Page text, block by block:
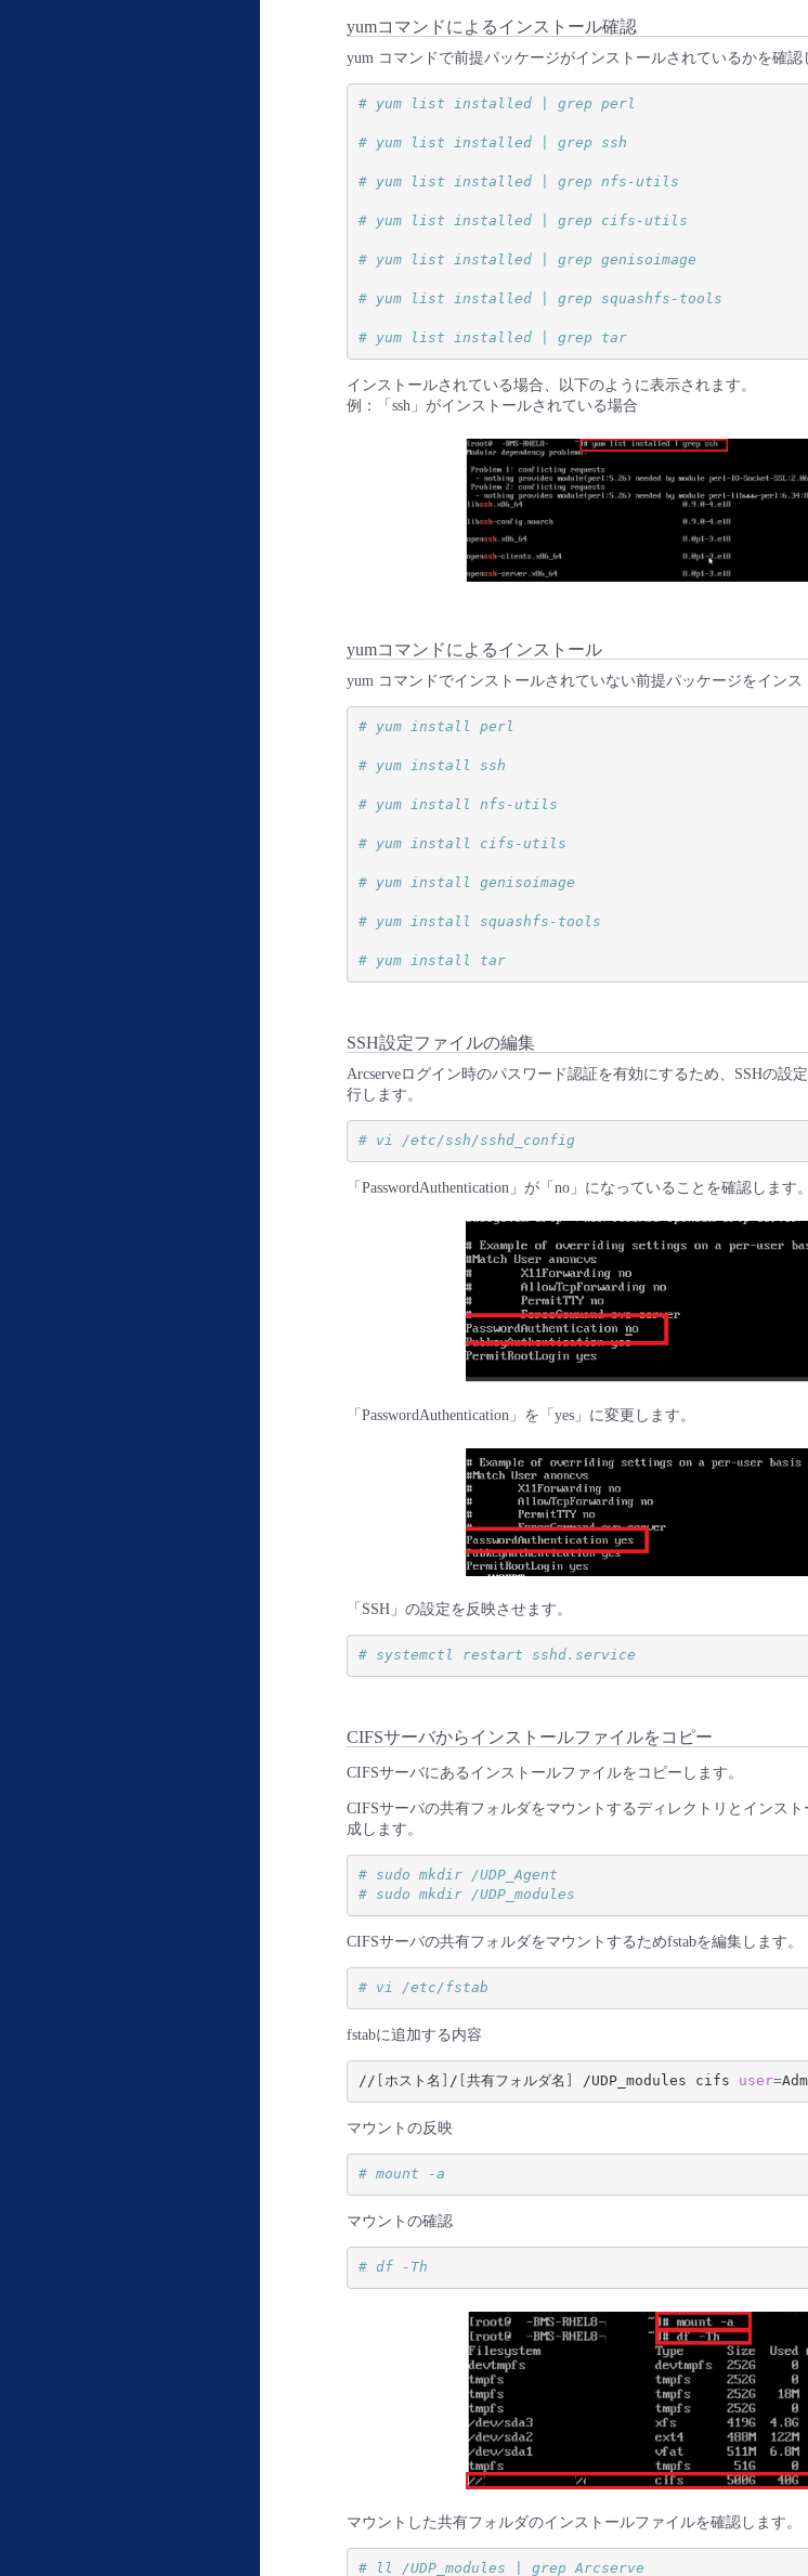
yumコマンドによるインストール確認
yum コマンドで前提パッケージがインストールされているかを確認
# yum list installed | grep perl
# yum list installed | grep ssh
# yum list installed | grep nfs-utils
# yum list installed | grep cifs-utils
# yum list installed | grep genisoimage
# yum list installed | grep squashfs-tools
# yum list installed | grep tar
インストールされている場合、以下のように表示されます。
例：「ssh」がインストールされている場合
yumコマンドによるインストール
yum コマンドでインストールされていない前提パッケージをインス
# yum install perl
# yum install ssh
# yum install nfs-utils
# yum install cifs-utils
# yum install genisoimage
# yum install squashfs-tools
# yum install tar
SSH設定ファイルの編集
Arcserveログイン時のパスワード認証を有効にするため、SSHの設
行します。
# vi /etc/ssh/sshd_config
「PasswordAuthentication」が「no」になっていることを確認します。
「PasswordAuthentication」を「yes」に変更します。
「SSH」の設定を反映させます。
# systemctl restart sshd.service
CIFSサーバからインストールファイルをコピー
CIFSサーバにあるインストールファイルをコピーします。
CIFSサーバの共有フォルダをマウントするディレクトリとインス
成します。
# sudo mkdir /UDP_Agent
# sudo mkdir /UDP_modules
CIFSサーバの共有フォルダをマウントするためfstabを編集します。
# vi /etc/fstab
fstabに追加する内容
// ホスト名 / 共有フォルダ名 /UDP_modules cifs user=
マウントの反映
# mount -a
マウントの確認
# df -Th
マウントした共有フォルダのインストールファイルを確認します。
# ll /UDP_modules | grep Arcserve